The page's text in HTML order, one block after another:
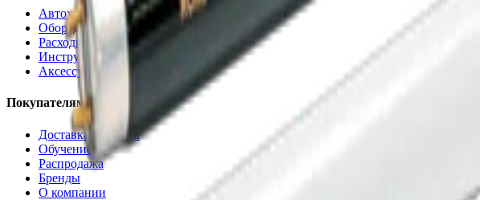
Автохимия
Оборудование
Расходные материалы
Инструменты
Аксессуары
Покупателям
Доставка и оплата
Обучение
Распродажа
Бренды
О компании